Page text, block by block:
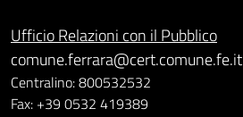
Ufficio Relazioni con il Pubblico
comune.ferrara@cert.comune.fe.it
Centralino: 800532532
Fax: +39 0532 419389